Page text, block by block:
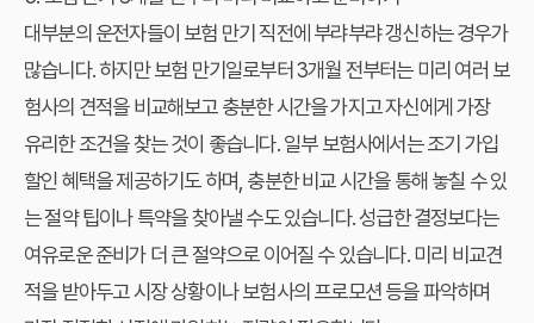
대부분의 운전자들이 보험 만기 직전에 부랴부랴 갱신하는 경우가
많습니다. 하지만 보험 만기일로부터 3개월 전부터는 미리 여러 보
험사의 견적을 비교해보고 충분한 시간을 가지고 자신에게 가장
유리한 조건을 찾는 것이 좋습니다. 일부 보험사에서는 조기 가입
할인 혜택을 제공하기도 하며, 충분한 비교 시간을 통해 놓칠 수 있
는 절약 팁이나 특약을 찾아낼 수도 있습니다. 성급한 결정보다는
여유로운 준비가 더 큰 절약으로 이어질 수 있습니다. 미리 비교견
적을 받아두고 시장 상황이나 보험사의 프로모션 등을 파악하며